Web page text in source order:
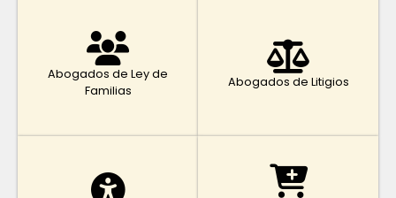
Abogados de Ley de
Familias
Abogados de Litigios